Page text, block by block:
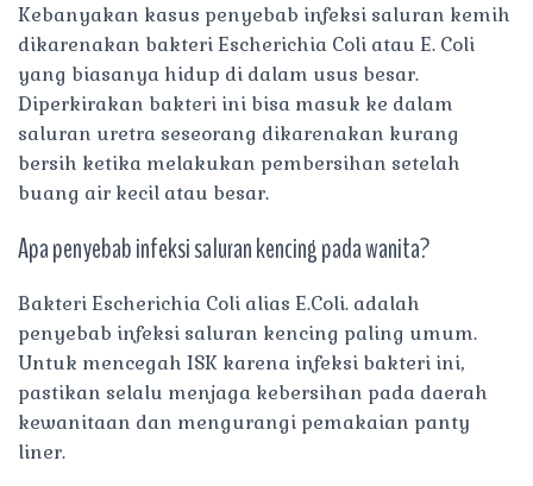
Kebanyakan kasus penyebab infeksi saluran kemih
dikarenakan bakteri Escherichia Coli atau E. Coli
yang biasanya hidup di dalam usus besar.
Diperkirakan bakteri ini bisa masuk ke dalam
saluran uretra seseorang dikarenakan kurang
bersih ketika melakukan pembersihan setelah
buang air kecil atau besar.
Apa penyebab infeksi saluran kencing pada wanita?
Bakteri Escherichia Coli alias E.Coli. adalah
penyebab infeksi saluran kencing paling umum.
Untuk mencegah ISK karena infeksi bakteri ini,
pastikan selalu menjaga kebersihan pada daerah
kewanitaan dan mengurangi pemakaian panty
liner.